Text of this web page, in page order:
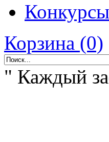
Корзина (0)
" Каждый